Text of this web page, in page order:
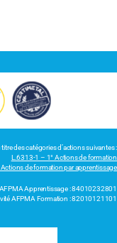
des catégories d’actions suivantes :
L.6313-1 – 1° Actions de formation
de formation par apprentissage
AFPMA Apprentissage : 84010232801
AFPMA Formation : 82010121101